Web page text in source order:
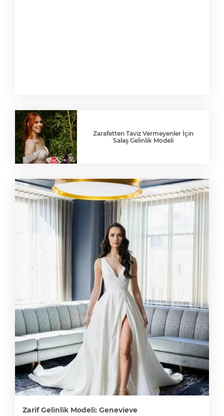
Zarafetten Taviz Vermeyenler İçin
Salaş Gelinlik Modeli
Zarif Gelinlik Modeli: Genevieve